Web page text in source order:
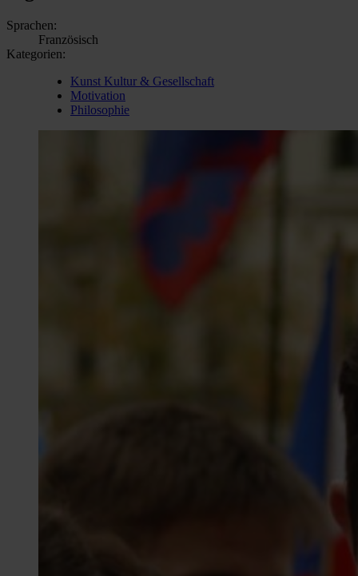
Sprachen:
Französisch
Kategorien:
Kunst Kultur & Gesellschaft
Motivation
Philosophie